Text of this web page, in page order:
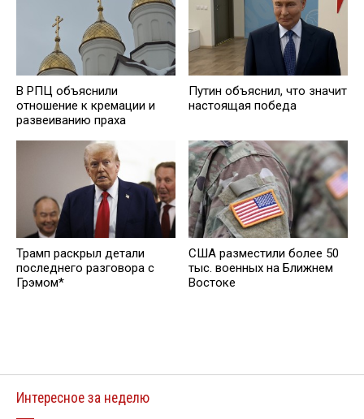
В РПЦ объяснили
отношение к кремации и
развеиванию праха
Путин объяснил, что значит
настоящая победа
Трамп раскрыл детали
последнего разговора с
Грэмом*
США разместили более 50
тыс. военных на Ближнем
Востоке
Интересное за неделю